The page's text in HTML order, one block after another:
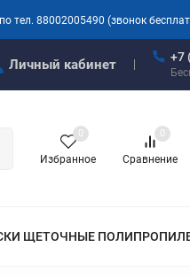
тел. 88002005490 (звонок
Личный кабинет +7
Избранное
0
Сравнение
0
ЩЕТОЧНЫЕ